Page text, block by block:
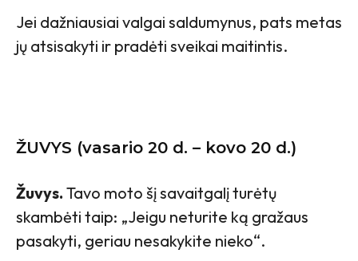
Jei dažniausiai valgai saldumynus, pats metas
jų atsisakyti ir pradėti sveikai maitintis.
ŽUVYS (vasario 20 d. – kovo 20 d.)
Žuvys. Tavo moto šį savaitgalį turėtų
skambėti taip: „Jeigu neturite ką gražaus
pasakyti, geriau nesakykite nieko“.